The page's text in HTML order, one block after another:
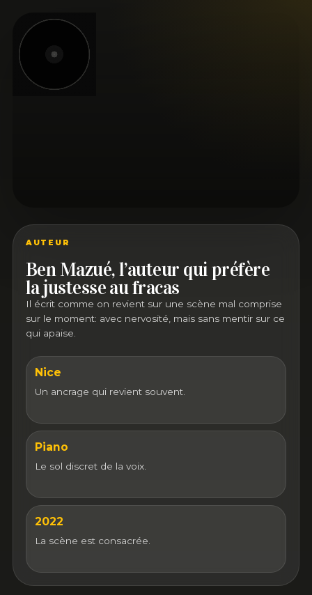
AUTEUR
Ben Mazué, l’auteur qui préfère
la justesse au fracas
Il écrit comme on revient sur une scène mal comprise
sur le moment: avec nervosité, mais sans mentir sur ce
qui apaise.
Nice
Un ancrage qui revient souvent.
Piano
Le sol discret de la voix.
2022
La scène est consacrée.